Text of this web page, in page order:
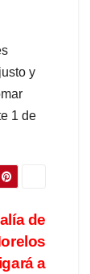
y
1 de
de
a